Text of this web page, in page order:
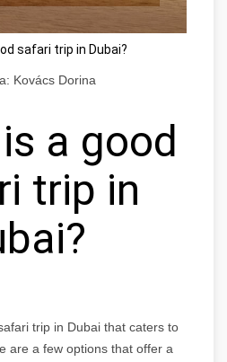
safari trip in Dubai?
Kovács Dorina
a good
trip in
trip in Dubai that caters to
are a few options that offer a